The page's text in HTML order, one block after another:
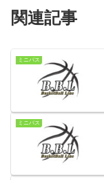
関連記事
ミニバス
ミニバス